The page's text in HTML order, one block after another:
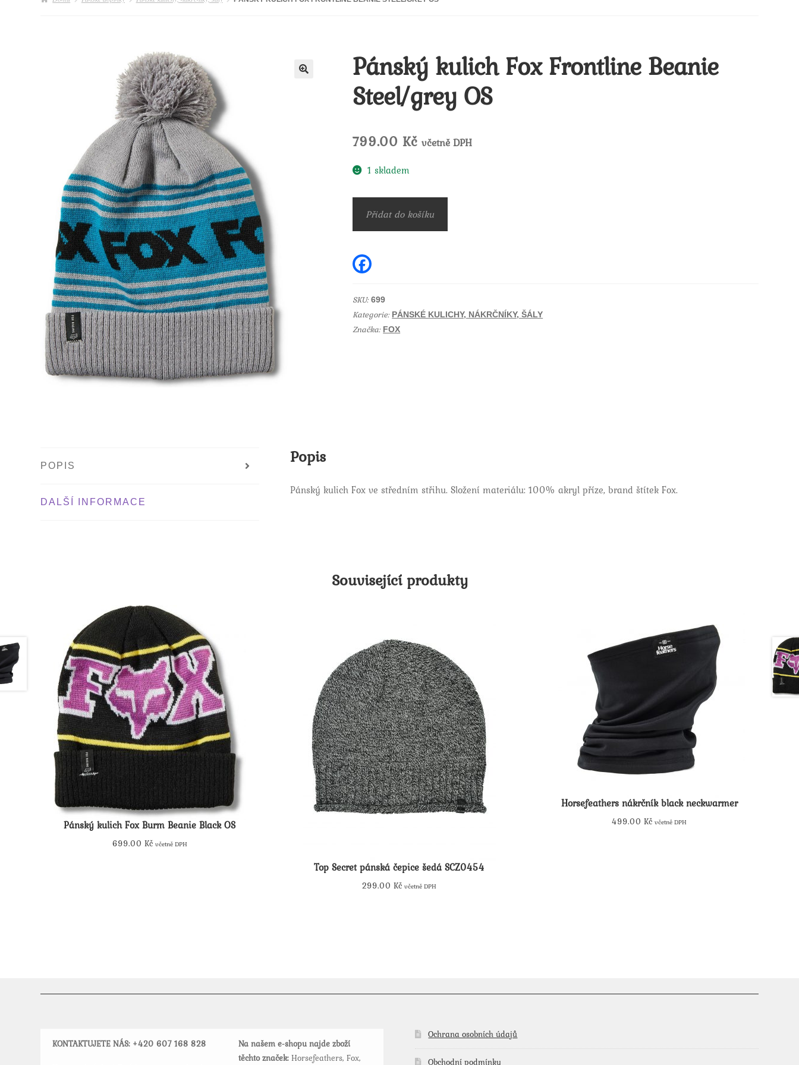
Pánský kulich Fox Frontline Beanie
Steel/grey OS
799.00 Kč včetně DPH
1 skladem
kulich
Frontline
Beanie
OS
množství
Přidat do košíku
b
o
o
k
SKU:699
Kategorie: PÁNSKÉ KULICHY, NÁKRČNÍKY, ŠÁLY
Značka: FOX
POPIS
DALŠÍ INFORMACE
Popis
Pánský kulich Fox ve středním střihu. Složení materiálu: 100% akryl příze, brand štítek Fox.
Související produkty
Pánský kulich Fox Burm Beanie Black OS
699.00 Kč včetně DPH
Top Secret pánská čepice šedá SCZ0454
299.00Kč včetně DPH
Horsefeathers nákrčník black neckwarmer
499.00Kč včetně DPH
KONTAKTUJETE NÁS: +420 607 168 828
Na našem e-shopu najde zboží
těchto značek: Horsefeathers, Fox,
Ochrana osobních údajů
Obchodní podmínky